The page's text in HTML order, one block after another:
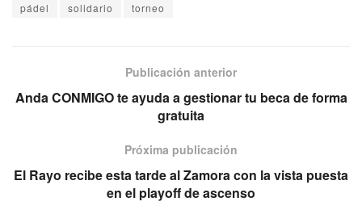
pádel
solidario torneo
Publicación anterior
Anda CONMIGO te ayuda a gestionar tu beca de forma
gratuita
Próxima publicación
El Rayo recibe esta tarde al Zamora con la vista puesta
en el playoff de ascenso